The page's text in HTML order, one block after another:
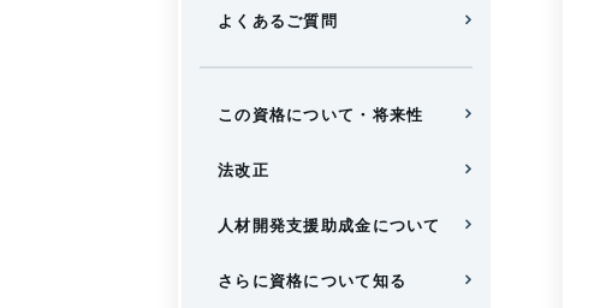
よくあるご質問
この資格について・将来性
法改正
人材開発支援助成金について
さらに資格について知る